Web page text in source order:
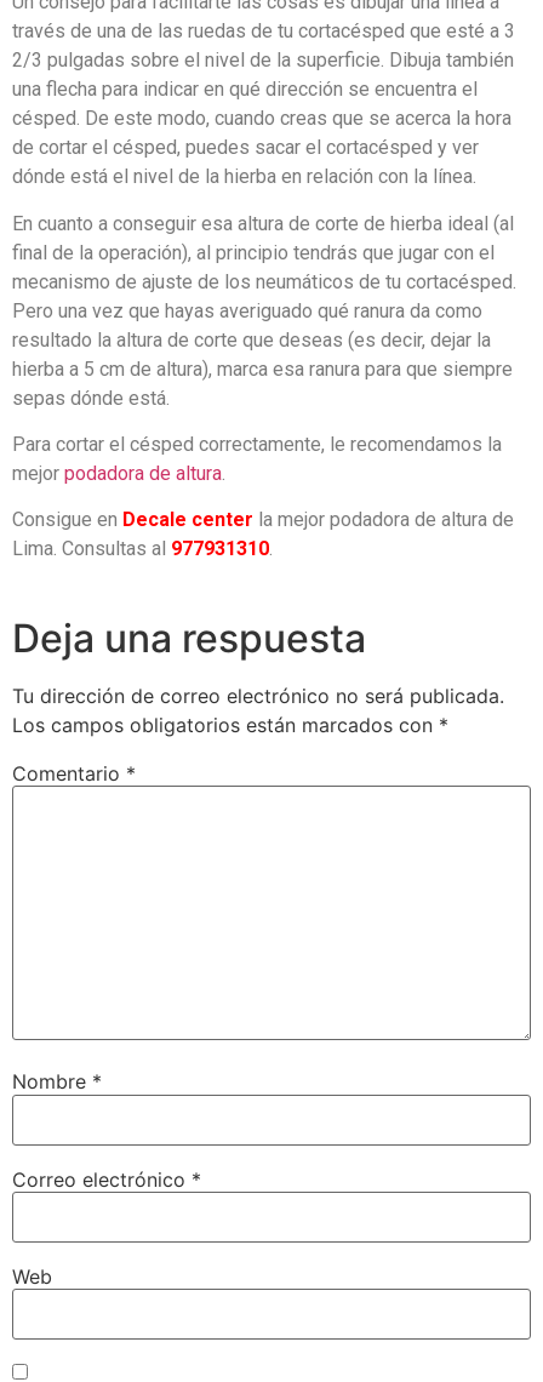
través de una de las ruedas de tu cortacésped que esté a 3
2/3 pulgadas sobre el nivel de la superficie. Dibuja también
una flecha para indicar en qué dirección se encuentra el
césped. De este modo, cuando creas que se acerca la hora
de cortar el césped, puedes sacar el cortacésped y ver
dónde está el nivel de la hierba en relación con la línea.
En cuanto a conseguir esa altura de corte de hierba ideal (al
final de la operación), al principio tendrás que jugar con el
mecanismo de ajuste de los neumáticos de tu cortacésped.
Pero una vez que hayas averiguado qué ranura da como
resultado la altura de corte que deseas (es decir, dejar la
hierba a 5 cm de altura), marca esa ranura para que siempre
sepas dónde está.
Para cortar el césped correctamente, le recomendamos la
mejor podadora de altura.
Consigue en Decale center la mejor podadora de altura de
Lima. Consultas al 977931310.
Deja una respuesta
Tu dirección de correo electrónico no será publicada.
Los campos obligatorios están marcados con *
Comentario *
Nombre *
Correo electrónico *
Web